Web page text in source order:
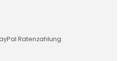
Ratenzahlung